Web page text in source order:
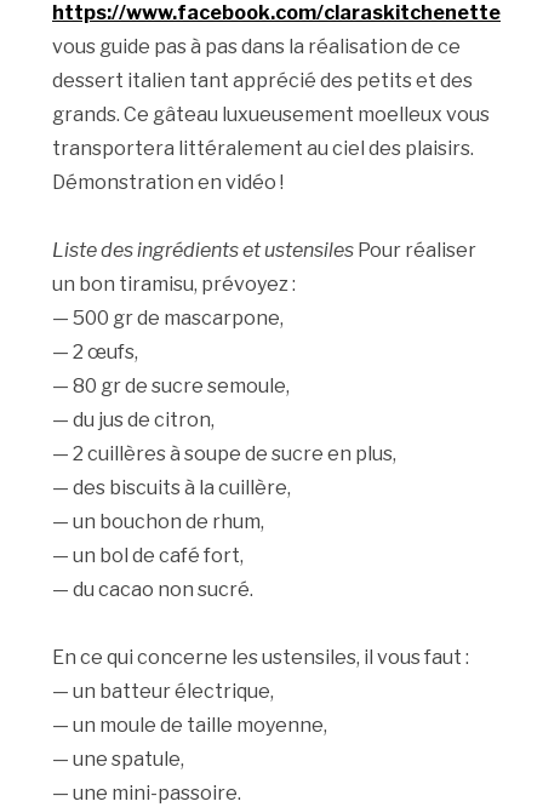
https://www.facebook.com/claraskitchenette
vous guide pas à pas dans la réalisation de ce
dessert italien tant apprécié des petits et des
grands. Ce gâteau luxueusement moelleux vous
transportera littéralement au ciel des plaisirs.
Démonstration en vidéo !
Liste des ingrédients et ustensiles Pour réaliser
un bon tiramisu, prévoyez :
— 500 gr de mascarpone,
— 2 œufs,
— 80 gr de sucre semoule,
— du jus de citron,
— 2 cuillères à soupe de sucre en plus,
— des biscuits à la cuillère,
— un bouchon de rhum,
— un bol de café fort,
— du cacao non sucré.
En ce qui concerne les ustensiles, il vous faut :
— un batteur électrique,
— un moule de taille moyenne,
— une spatule,
— une mini-passoire.